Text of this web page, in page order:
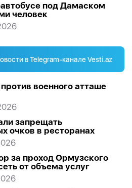
под Дамаском
человек
в Telegram-канале Vesti.az
военного атташе
запрещать
очков в ресторанах
за проход Ормузского
от объема услуг